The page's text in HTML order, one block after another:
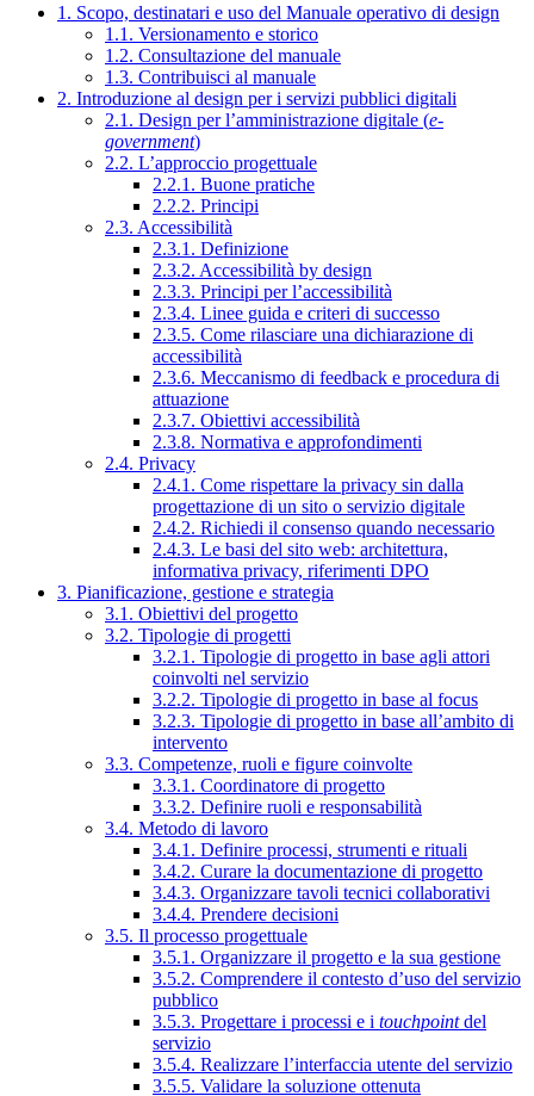
1. Scopo, destinatari e uso del Manuale operativo di design
1.1. Versionamento e storico
1.2. Consultazione del manuale
1.3. Contribuisci al manuale
2. Introduzione al design per i servizi pubblici digitali
2.1. Design per l’amministrazione digitale (e-
government)
2.2. L’approccio progettuale
2.2.1. Buone pratiche
2.2.2. Principi
2.3. Accessibilità
2.3.1. Definizione
2.3.2. Accessibilità by design
2.3.3. Principi per l’accessibilità
2.3.4. Linee guida e criteri di successo
2.3.5. Come rilasciare una dichiarazione di
accessibilità
2.3.6. Meccanismo di feedback e procedura di
attuazione
2.3.7. Obiettivi accessibilità
2.3.8. Normativa e approfondimenti
2.4. Privacy
2.4.1. Come rispettare la privacy sin dalla
progettazione di un sito o servizio digitale
2.4.2. Richiedi il consenso quando necessario
2.4.3. Le basi del sito web: architettura,
informativa privacy, riferimenti DPO
3. Pianificazione, gestione e strategia
3.1. Obiettivi del progetto
3.2. Tipologie di progetti
3.2.1. Tipologie di progetto in base agli attori
coinvolti nel servizio
3.2.2. Tipologie di progetto in base al focus
3.2.3. Tipologie di progetto in base all’ambito di
intervento
3.3. Competenze, ruoli e figure coinvolte
3.3.1. Coordinatore di progetto
3.3.2. Definire ruoli e responsabilità
3.4. Metodo di lavoro
3.4.1. Definire processi, strumenti e rituali
3.4.2. Curare la documentazione di progetto
3.4.3. Organizzare tavoli tecnici collaborativi
3.4.4. Prendere decisioni
3.5. Il processo progettuale
3.5.1. Organizzare il progetto e la sua gestione
3.5.2. Comprendere il contesto d’uso del servizio
pubblico
3.5.3. Progettare i processi e i touchpointdel
servizio
3.5.4. Realizzare l’interfaccia utente del servizio
3.5.5. Validare la soluzione ottenuta